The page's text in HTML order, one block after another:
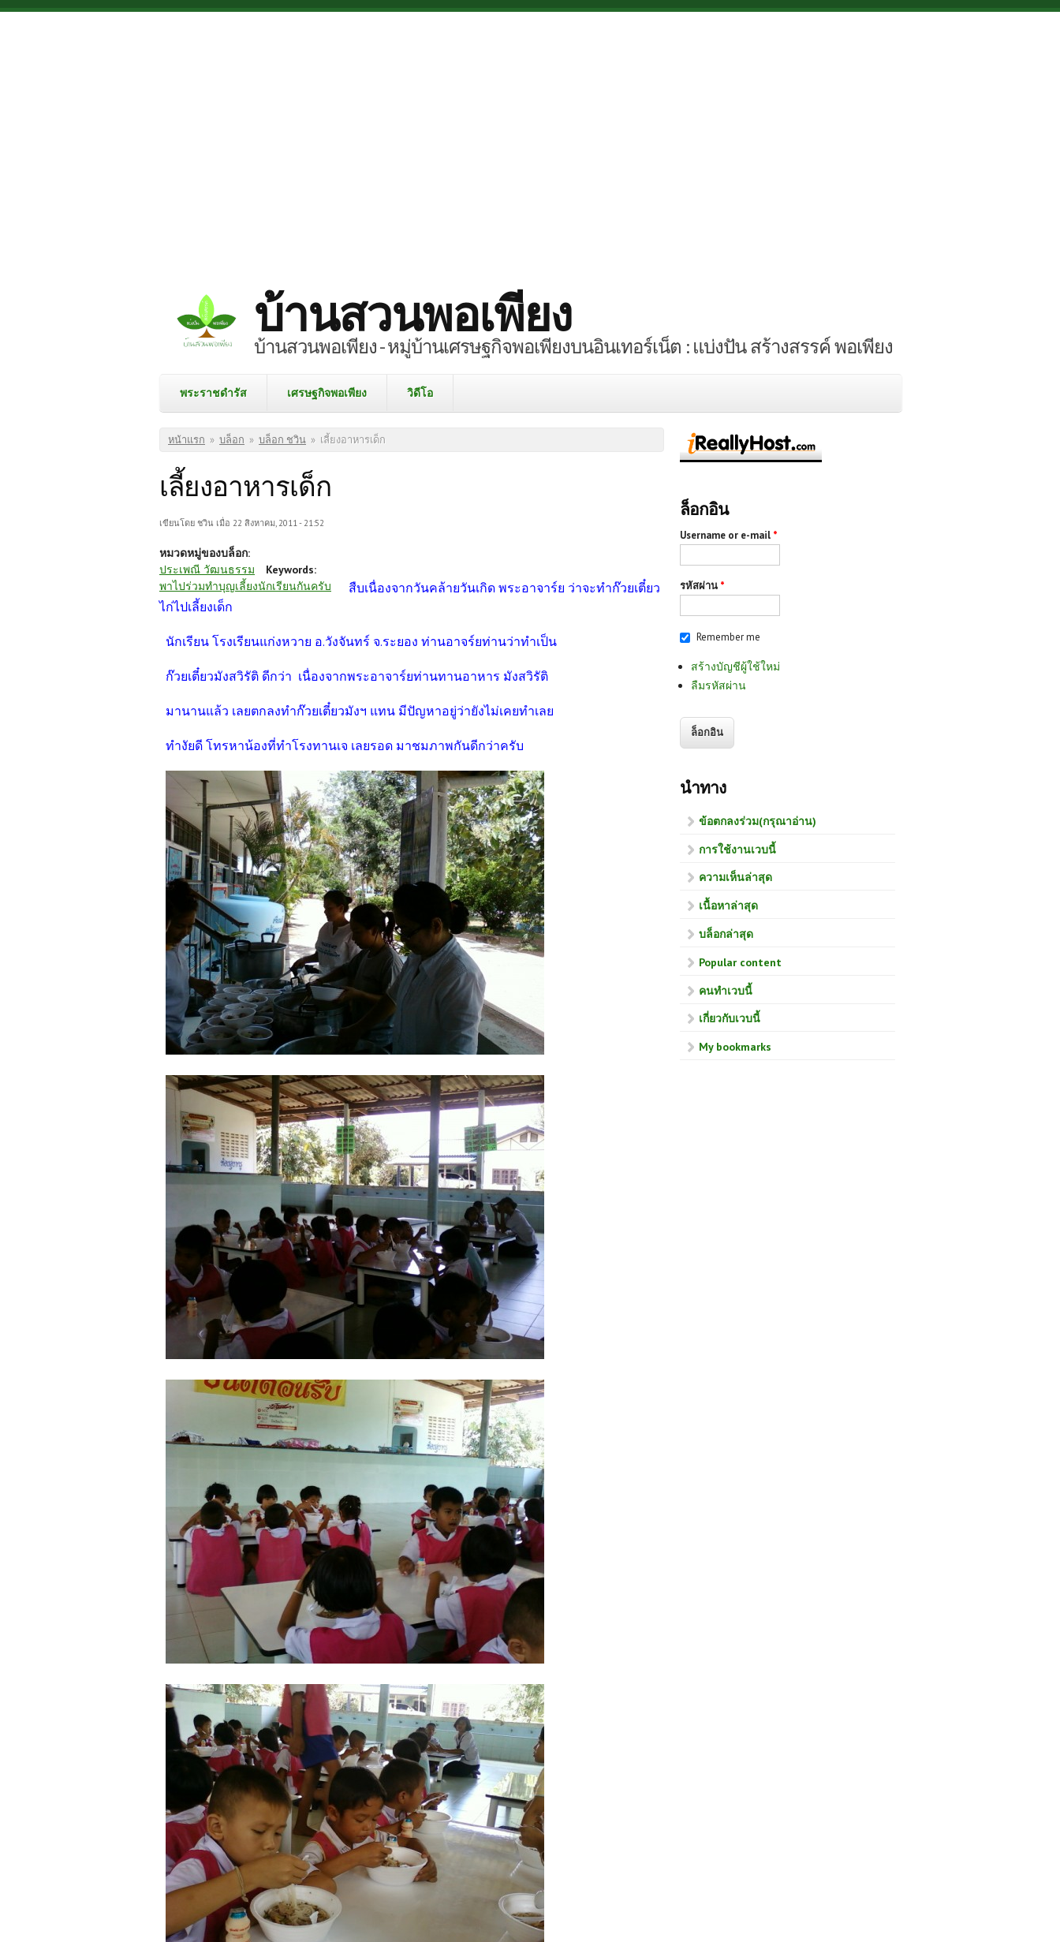
Skip to main content
บ้านสวนพอเพียง
บ้านสวนพอเพียง - หมู่บ้านเศรษฐกิจพอเพียงบนอินเทอร์เน็ต : แบ่งปัน สร้างสรรค์ พอเพียง
พระราชดำรัส เศรษฐกิจพอเพียง วิดีโอ
คุณอยู่ที่นี่
หน้าแรก » บล็อก » บล็อก ชวิน » เลี้ยงอาหารเด็ก
เลี้ยงอาหารเด็ก
เขียนโดย ชวิน เมื่อ 22 สิงหาคม, 2011 - 21:52
หมวดหมู่ของบล็อก:
ประเพณี วัฒนธรรม
Keywords:
พาไปร่วมทำบุญเลี้ยงนักเรียนกันครับ
สืบเนื่องจากวันคล้ายวันเกิด พระอาจาร์ย ว่าจะทำก๊วยเตี๋ยว
ไก่ไปเลี้ยงเด็ก
นักเรียน โรงเรียนแก่งหวาย อ.วังจันทร์ จ.ระยอง ท่านอาจร์ยท่านว่าทำเป็น
ก๊วยเตี๋ยวมังสวิรัติ ดีกว่า เนื่องจากพระอาจาร์ยท่านทานอาหาร มังสวิรัติ
มานานแล้ว เลยตกลงทำก๊วยเตี๋ยวมังฯ แทน มีปัญหาอยู่ว่ายังไม่เคยทำเลย
ทำงัยดี โทรหาน้องที่ทำโรงทานเจ เลยรอด มาชมภาพกันดีกว่าครับ
ล็อกอิน
Username or e-mail *
รหัสผ่าน *
Remember me
สร้างบัญชีผู้ใช้ใหม่
ลืมรหัสผ่าน
นำทาง
ข้อตกลงร่วม(กรุณาอ่าน)
การใช้งานเวบนี้
ความเห็นล่าสุด
เนื้อหาล่าสุด
บล็อกล่าสุด
Popular content
คนทำเวบนี้
เกี่ยวกับเวบนี้
My bookmarks